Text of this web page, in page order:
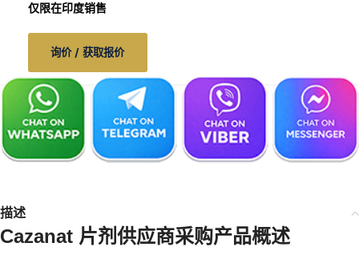
仅限在印度销售
询价 / 获取报价
描述
Cazanat 片剂供应商采购产品概述